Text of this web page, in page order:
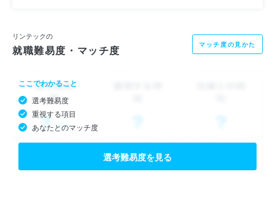
リンテックの
就職難易度・マッチ度 マッチ度の見かた
ここでわかること
選考難易度
重視する項目
あなたとのマッチ度
選考難易度を見る